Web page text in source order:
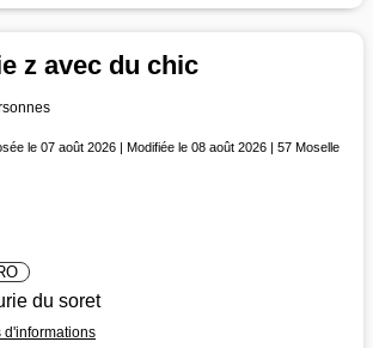
z avec du chic
le 07 août 2026 | Modifiée le 08 août 2026 | 57 Moselle
du soret
d'informations